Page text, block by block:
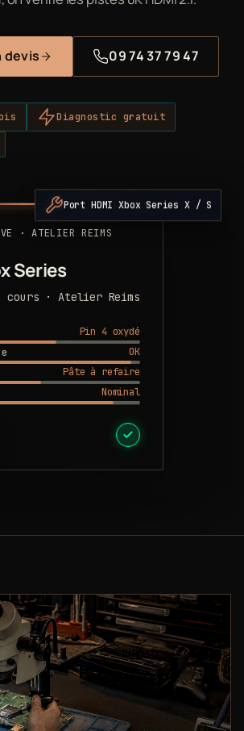
devis 09 74 37 79 47
Diagnostic gratuit
· ATELIER REIMS
Series
cours · Atelier Reims
Pin 4 oxydé
OK
Pâte à refaire
Nominal
Port HDMI Xbox Series X / S